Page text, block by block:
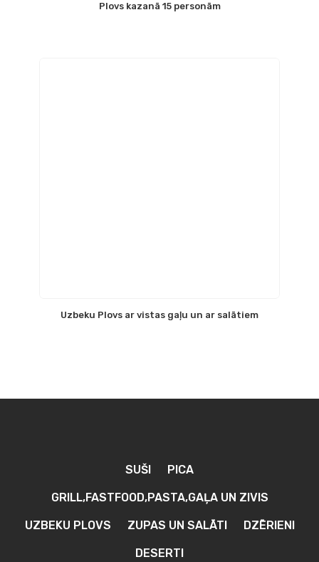
Plovs kazanā 15 personām
Uzbeku Plovs ar vistas gaļu un ar salātiem
SUŠI PICA
GRILL,FASTFOOD,PASTA,GAĻA UN ZIVIS
UZBEKU PLOVS ZUPAS UN SALĀTI DZĒRIENI
DESERTI